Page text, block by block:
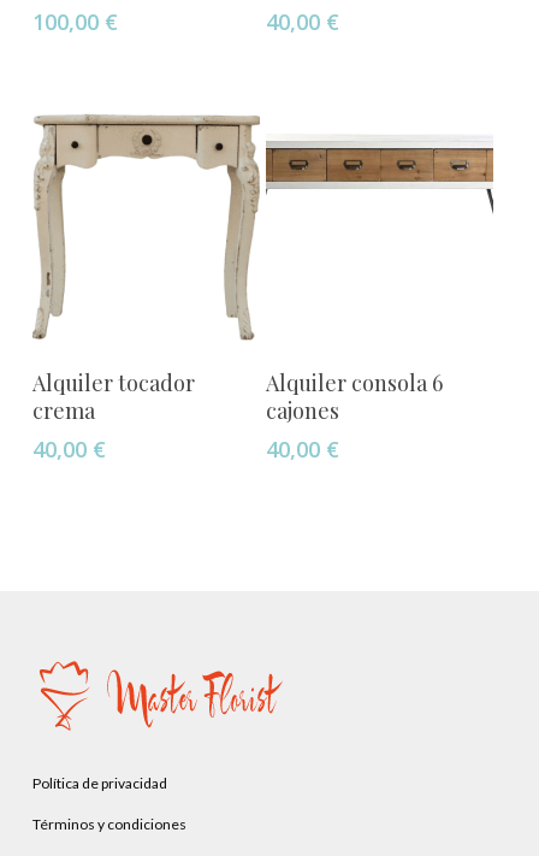
100,00 €
40,00 €
Añadir Al Carrito
Alquiler tocador
crema
40,00 €
Añadir Al Carrito
Alquiler consola 6
cajones
40,00 €
Política de privacidad
Términos y condiciones